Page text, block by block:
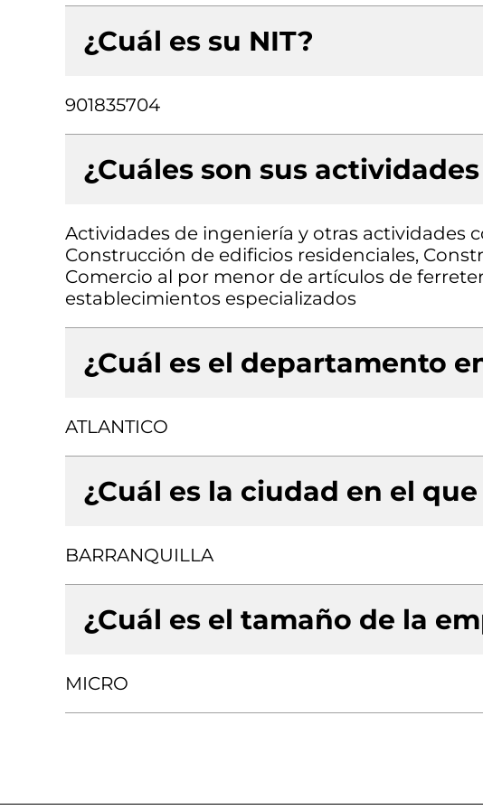
¿Cuál es su NIT?
901835704
¿Cuáles son sus
Actividades de ingeniería y otras actividades
Construcción de edificios residenciales,
Comercio al por menor de artículos de
establecimientos especializados
¿Cuál es el departamento
ATLANTICO
¿Cuál es la ciudad en el
BARRANQUILLA
¿Cuál es el tamaño de la
MICRO